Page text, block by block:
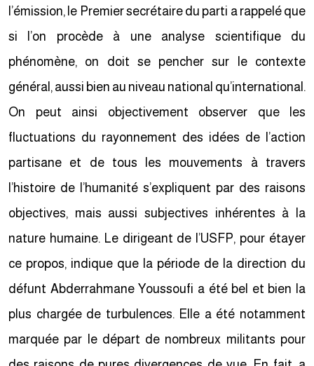
l’émission, le Premier secrétaire du parti a rappelé que
si l’on procède à une analyse scientifique du
phénomène, on doit se pencher sur le contexte
général, aussi bien au niveau national qu’international.
On peut ainsi objectivement observer que les
fluctuations du rayonnement des idées de l’action
partisane et de tous les mouvements à travers
l’histoire de l’humanité s’expliquent par des raisons
objectives, mais aussi subjectives inhérentes à la
nature humaine. Le dirigeant de l’USFP, pour étayer
ce propos, indique que la période de la direction du
défunt Abderrahmane Youssoufi a été bel et bien la
plus chargée de turbulences. Elle a été notamment
marquée par le départ de nombreux militants pour